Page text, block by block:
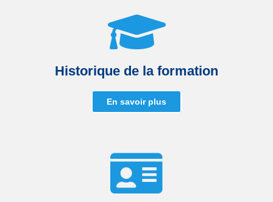
Historique de la formation
En savoir plus